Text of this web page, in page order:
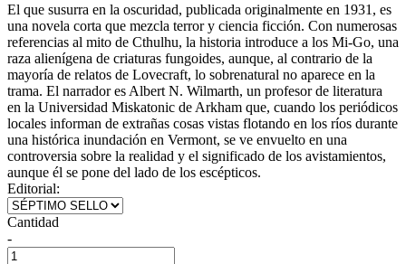
El que susurra en la oscuridad, publicada originalmente en 1931, es
una novela corta que mezcla terror y ciencia ficción. Con numerosas
referencias al mito de Cthulhu, la historia introduce a los Mi-Go, una
raza alienígena de criaturas fungoides, aunque, al contrario de la
mayoría de relatos de Lovecraft, lo sobrenatural no aparece en la
trama. El narrador es Albert N. Wilmarth, un profesor de literatura
en la Universidad Miskatonic de Arkham que, cuando los periódicos
locales informan de extrañas cosas vistas flotando en los ríos durante
una histórica inundación en Vermont, se ve envuelto en una
controversia sobre la realidad y el significado de los avistamientos,
aunque él se pone del lado de los escépticos.
Editorial:
Cantidad
-